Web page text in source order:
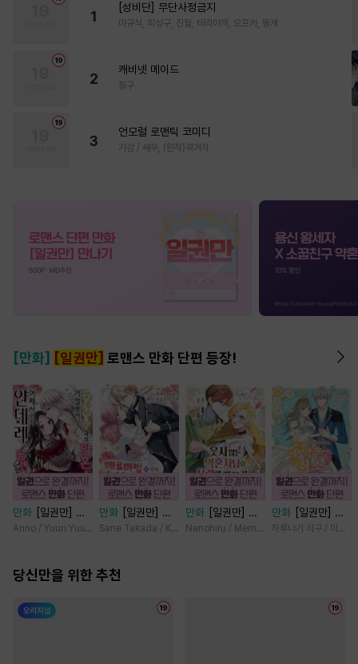
1
[성비단] 무단사정금지
마규식, 피상구, 진월, 테리야끼, 오프카, 뚱개
2
캐비넷 메이드
필구
3
언모럴 로맨틱 코미디
가감 / 쌔우, (원작)곽겨자
[만화] [일권만] 로맨스 만화 단편 등장!
만화
[일권만] 왕
태자님과의 약혼을
변했습니다 [단행
Anno / Yuuri Yuudachi
만화
[일권만] 매
료 마법에 걸린 척
사랑꾼이 되었습니
Sane Takada / Koki Fuyutsuki
만화
[일권만] 웃
지 않는 약혼자님
Nanohiru / Memeko
만화
[일권만] 제
약혼은 취소되었습
하루나기 리구 / 미즈메
당신만을 위한 추천